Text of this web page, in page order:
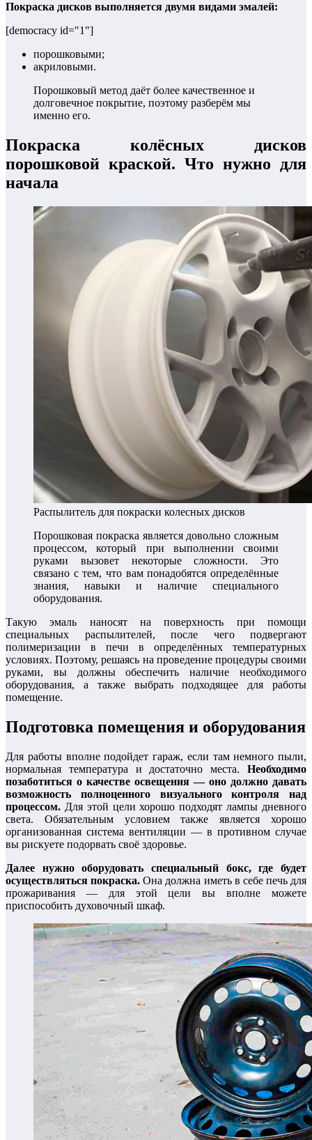
Покраска дисков выполняется двумя видами эмалей:
[democracy id="1"]
порошковыми;
акриловыми.
Порошковый метод даёт более качественное и
долговечное покрытие, поэтому разберём мы
именно его.
Покраска колёсных дисков
порошковой краской. Что нужно для
начала
Распылитель для покраски колесных дисков
Порошковая покраска является довольно сложным
процессом, который при выполнении своими
руками вызовет некоторые сложности. Это
связано с тем, что вам понадобятся определённые
знания, навыки и наличие специального
оборудования.
Такую эмаль наносят на поверхность при помощи
специальных распылителей, после чего подвергают
полимеризации в печи в определённых температурных
условиях. Поэтому, решаясь на проведение процедуры своими
руками, вы должны обеспечить наличие необходимого
оборудования, а также выбрать подходящее для работы
помещение.
Подготовка помещения и оборудования
Для работы вполне подойдет гараж, если там немного пыли,
нормальная температура и достаточно места. Необходимо
позаботиться о качестве освещения — оно должно давать
возможность полноценного визуального контроля над
процессом. Для этой цели хорошо подходят лампы дневного
света. Обязательным условием также является хорошо
организованная система вентиляции — в противном случае
вы рискуете подорвать своё здоровье.
Далее нужно оборудовать специальный бокс, где будет
осуществляться покраска. Она должна иметь в себе печь для
прожаривания — для этой цели вы вполне можете
приспособить духовочный шкаф.